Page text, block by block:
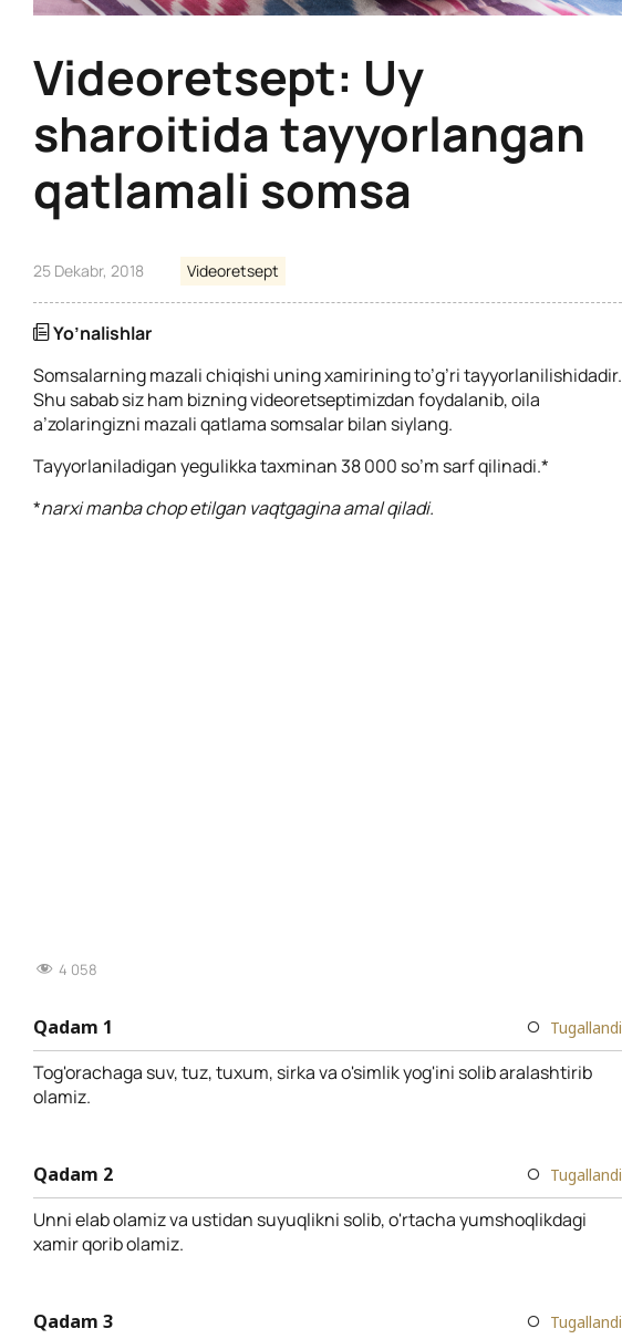
Videoretsept: Uy
sharoitida tayyorlangan
qatlamali somsa
25 Dekabr, 2018 Videoretsept
Yo’nalishlar
Somsalarning mazali chiqishi uning xamirining to’g’ri tayyorlanilishidadir.
Shu sabab siz ham bizning videoretseptimizdan foydalanib, oila
a’zolaringizni mazali qatlama somsalar bilan siylang.
Tayyorlaniladigan yegulikka taxminan 38 000 so’m sarf qilinadi.*
*narxi manba chop etilgan vaqtgagina amal qiladi.
4 058
Qadam 1 Tugallandi
Tog'orachaga suv, tuz, tuxum, sirka va o'simlik yog'ini solib aralashtirib
olamiz.
Qadam 2 Tugallandi
Unni elab olamiz va ustidan suyuqlikni solib, o'rtacha yumshoqlikdagi
xamir qorib olamiz.
Qadam 3 Tugallandi